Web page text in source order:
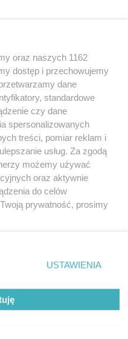
korzystania z portali
Skontakuj sięz nami
Kontakt
Wydawca
Redakcja
oraz naszych 1162
dostęp i przechowujemy
dane
standardowe
czy dane
spersonalizowanych
treści, pomiar reklam i
usług. Za zgodą
możemy używać
oraz aktywnie
do celów
prywatność, prosimy
dolnym rogu strony
danych nie wymagają
sprzeciwić się
będą miały
USTAWIENIA